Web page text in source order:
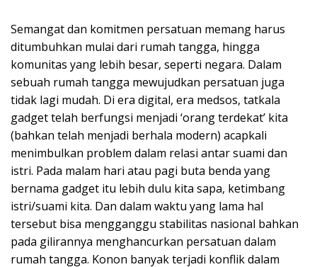
Semangat dan komitmen persatuan memang harus
ditumbuhkan mulai dari rumah tangga, hingga
komunitas yang lebih besar, seperti negara. Dalam
sebuah rumah tangga mewujudkan persatuan juga
tidak lagi mudah. Di era digital, era medsos, tatkala
gadget telah berfungsi menjadi ‘orang terdekat’ kita
(bahkan telah menjadi berhala modern) acapkali
menimbulkan problem dalam relasi antar suami dan
istri. Pada malam hari atau pagi buta benda yang
bernama gadget itu lebih dulu kita sapa, ketimbang
istri/suami kita. Dan dalam waktu yang lama hal
tersebut bisa mengganggu stabilitas nasional bahkan
pada gilirannya menghancurkan persatuan dalam
rumah tangga. Konon banyak terjadi konflik dalam